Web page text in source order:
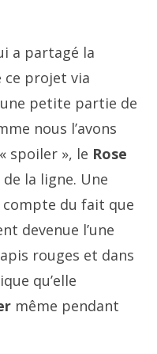
a partagé la
projet via
petite partie de
nous l’avons
spoiler », le Rose
la ligne. Une
du fait que
devenue l’une
rouges et dans
qu’elle
même pendant